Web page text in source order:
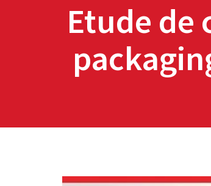
Etude de